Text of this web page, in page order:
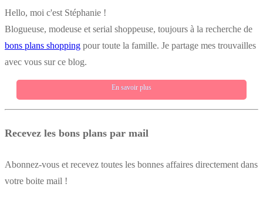
Hello, moi c'est Stéphanie !
Blogueuse, modeuse et serial shoppeuse, toujours à la recherche de
bons plans shopping pour toute la famille. Je partage mes trouvailles
avec vous sur ce blog.
En savoir plus
Recevez les bons plans par mail
Abonnez-vous et recevez toutes les bonnes affaires directement dans
votre boite mail !